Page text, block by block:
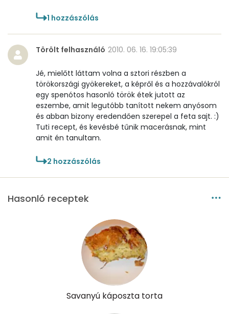
1 hozzászólás
Törölt felhasználó 2010. 06. 16. 19:05:39
Jé, mielőtt láttam volna a sztori részben a
törökországi gyökereket, a képről és a hozzávalókról
egy spenótos hasonló török étek jutott az
eszembe, amit legutóbb tanított nekem anyósom
és abban bizony eredendően szerepel a feta sajt. :)
Tuti recept, és kevésbé tűnik macerásnak, mint
amit én tanultam.
2 hozzászólás
Hasonló receptek
Savanyú káposzta torta